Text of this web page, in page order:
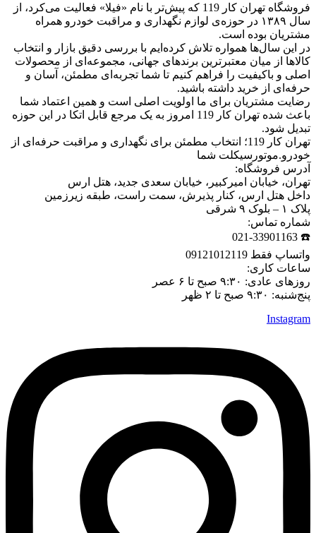
فروشگاه تهران کار 119 که پیش‌تر با نام «فیلا» فعالیت می‌کرد، از
سال ۱۳۸۹ در حوزه‌ی لوازم نگهداری و مراقبت خودرو همراه
مشتریان بوده است.
در این سال‌ها همواره تلاش کرده‌ایم با بررسی دقیق بازار و انتخاب
کالاها از میان معتبرترین برندهای جهانی، مجموعه‌ای از محصولات
اصلی و باکیفیت را فراهم کنیم تا شما تجربه‌ای مطمئن، آسان و
حرفه‌ای از خرید داشته باشید.
رضایت مشتریان برای ما اولویت اصلی است و همین اعتماد شما
باعث شده تهران کار 119 امروز به یک مرجع قابل اتکا در این حوزه
تبدیل شود.
تهران کار 119؛ انتخاب مطمئن برای نگهداری و مراقبت حرفه‌ای از
خودرو.موتورسیکلت شما
آدرس فروشگاه:
تهران، خیابان امیرکبیر، خیابان سعدی جدید، هتل ارس
داخل هتل ارس، کنار پذیرش، سمت راست، طبقه زیرزمین
پلاک ۱ – بلوک ۹ شرقی
شماره تماس:
☎️ 021-33901163
واتساپ فقط 09121012119
ساعات کاری:
روزهای عادی: ۹:۳۰ صبح تا ۶ عصر
پنج‌شنبه: ۹:۳۰ صبح تا ۲ ظهر
Instagram